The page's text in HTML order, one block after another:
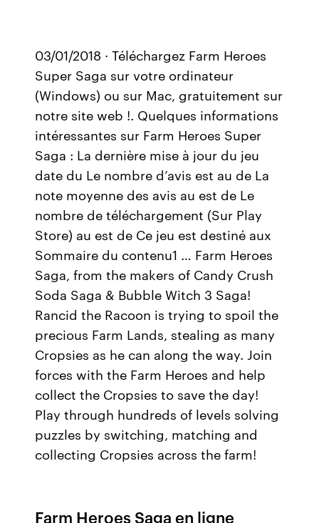
03/01/2018 · Téléchargez Farm Heroes
Super Saga sur votre ordinateur
(Windows) ou sur Mac, gratuitement sur
notre site web !. Quelques informations
intéressantes sur Farm Heroes Super
Saga : La dernière mise à jour du jeu
date du Le nombre d’avis est au de La
note moyenne des avis au est de Le
nombre de téléchargement (Sur Play
Store) au est de Ce jeu est destiné aux
Sommaire du contenu1 … Farm Heroes
Saga, from the makers of Candy Crush
Soda Saga & Bubble Witch 3 Saga!
Rancid the Racoon is trying to spoil the
precious Farm Lands, stealing as many
Cropsies as he can along the way. Join
forces with the Farm Heroes and help
collect the Cropsies to save the day!
Play through hundreds of levels solving
puzzles by switching, matching and
collecting Cropsies across the farm!
Farm Heroes Saga en ligne